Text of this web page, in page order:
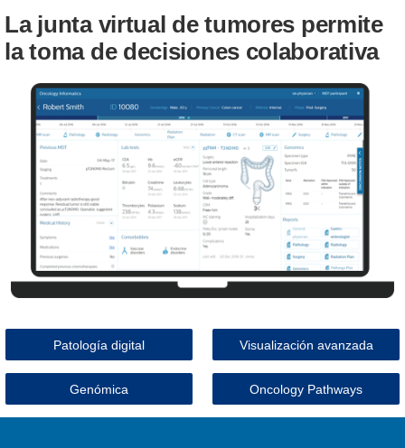
La junta virtual de tumores permite
la toma de decisiones colaborativa
Patología digital
Genómica
Visualización avanzada
Oncology Pathways